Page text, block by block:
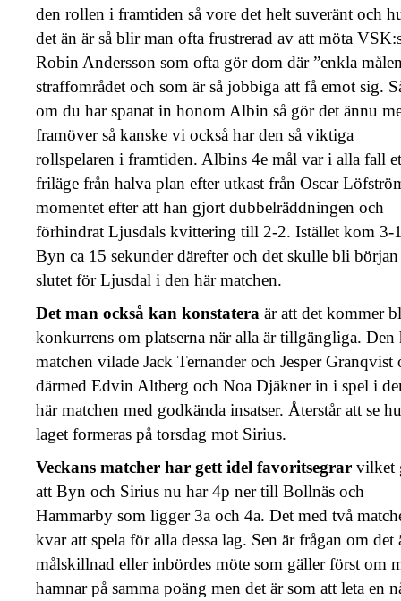
den rollen i framtiden så vore det helt suveränt och
det än är så blir man ofta frustrerad av att möta
Robin Andersson som ofta gör dom där ”enkla
straffområdet och som är så jobbiga att få emot sig.
om du har spanat in honom Albin så gör det ännu
framöver så kanske vi också har den så viktiga
rollspelaren i framtiden. Albins 4e mål var i alla fall
friläge från halva plan efter utkast från Oscar
momentet efter att han gjort dubbelräddningen och
förhindrat Ljusdals kvittering till 2-2. Istället kom 3-
Byn ca 15 sekunder därefter och det skulle bli
slutet för Ljusdal i den här matchen.
Det man också kan konstatera är att det kommer
konkurrens om platserna när alla är tillgängliga. Den
matchen vilade Jack Ternander och Jesper Granqvist
därmed Edvin Altberg och Noa Djäkner in i spel i
här matchen med godkända insatser. Återstår att se
laget formeras på torsdag mot Sirius.
Veckans matcher har gett idel favoritsegrar vilket
att Byn och Sirius nu har 4p ner till Bollnäs och
Hammarby som ligger 3a och 4a. Det med två
kvar att spela för alla dessa lag. Sen är frågan om det
målskillnad eller inbördes möte som gäller först om
hamnar på samma poäng men det är som att leta en